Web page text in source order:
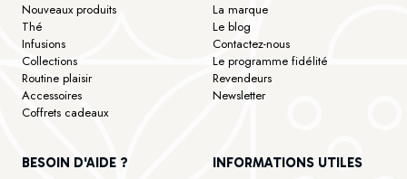
Nouveaux produits
Thé
Infusions
Collections
Routine plaisir
Accessoires
Coffrets cadeaux
La marque
Le blog
Contactez-nous
Le programme fidélité
Revendeurs
Newsletter
BESOIN D'AIDE ? INFORMATIONS UTILES